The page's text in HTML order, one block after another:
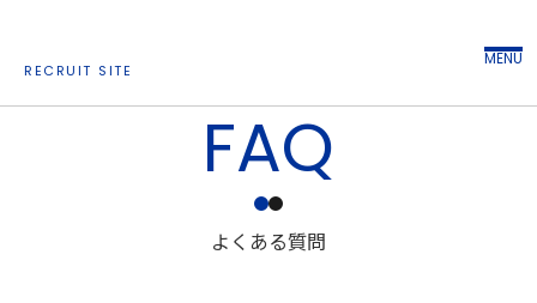
RECRUIT SITE
MENU
FAQ
よくある質問